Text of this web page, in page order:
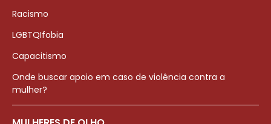
Racismo
LGBTQIfobia
Capacitismo
Onde buscar apoio em caso de violência contra a
mulher?